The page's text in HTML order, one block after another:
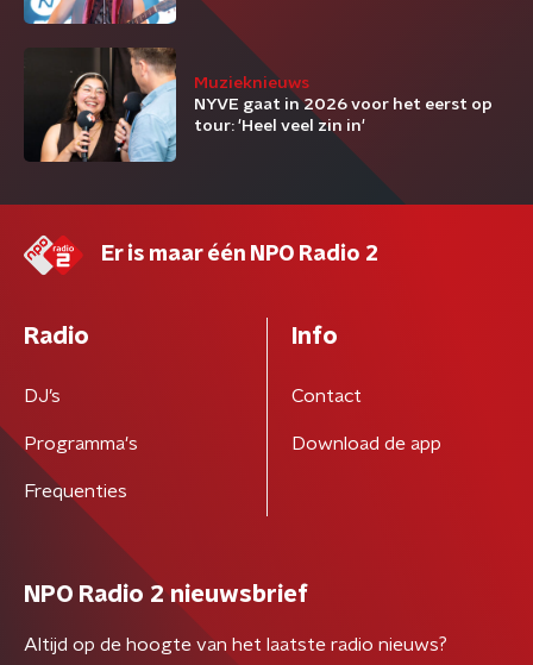
Muzieknieuws
NYVE gaat in 2026 voor het eerst op
tour: 'Heel veel zin in'
Er is maar één NPO Radio 2
Radio
DJ’s
Programma's
Frequenties
Info
Contact
Download de app
NPO Radio 2 nieuwsbrief
Altijd op de hoogte van het laatste radio nieuws?